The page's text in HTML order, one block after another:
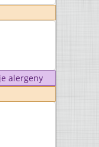
alergeny